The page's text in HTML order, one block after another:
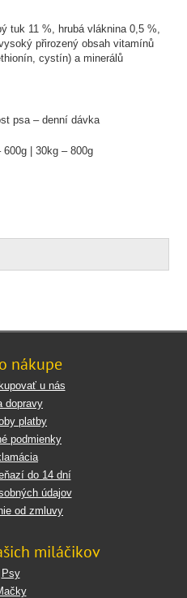
tuk 11 %, hrubá vláknina 0,5 %,
přirozený obsah vitamínů
cystín) a minerálů
psa – denní dávka
| 30kg – 800g
nákupe
u nás
dopravy
platby
podmienky
do 14 dní
údajov
od zmluvy
miláčikov
Psy